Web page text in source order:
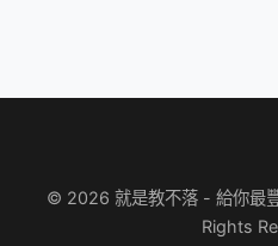
© 2026 就是教不落 - 給你最
Rights